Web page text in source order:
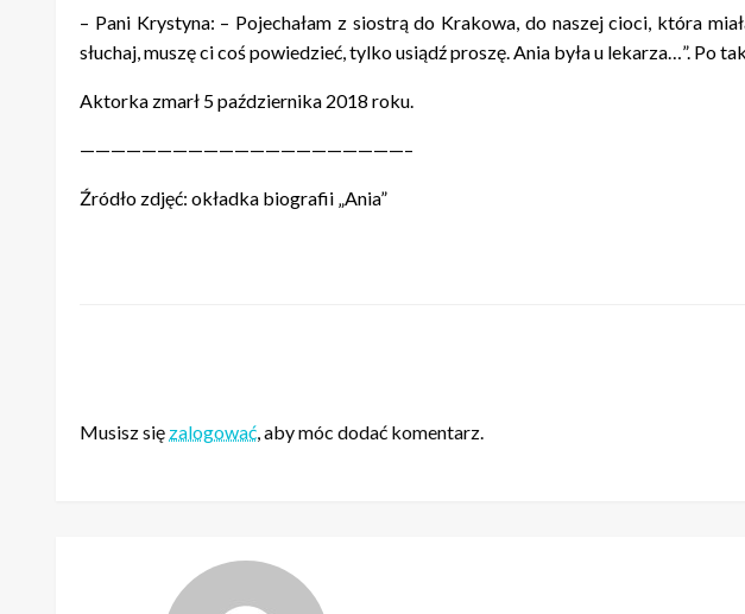
– Pani Krystyna: – Pojechałam z siostrą do Krakowa, do naszej cioci, która
słuchaj, muszę ci coś powiedzieć, tylko usiądź proszę. Ania była u lekarza…”. Po
Aktorka zmarł 5 października 2018 roku.
—————————————————————–
Źródło zdjęć: okładka biografii „Ania”
Musisz się zalogować, aby móc dodać komentarz.